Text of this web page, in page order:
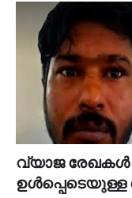
വ്യാജ രേഖകൾ
ഉൾപ്പെടെയുള്ള